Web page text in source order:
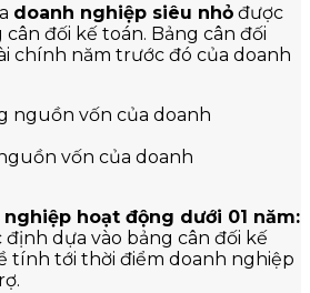
doanh nghiệp siêu nhỏ được
đối kế toán. Bảng cân đối
chính năm trước đó của doanh
vốn của doanh
hoạt động dưới 01 năm:
dựa vào bảng cân đối kế
tính tới thời điểm doanh nghiệp